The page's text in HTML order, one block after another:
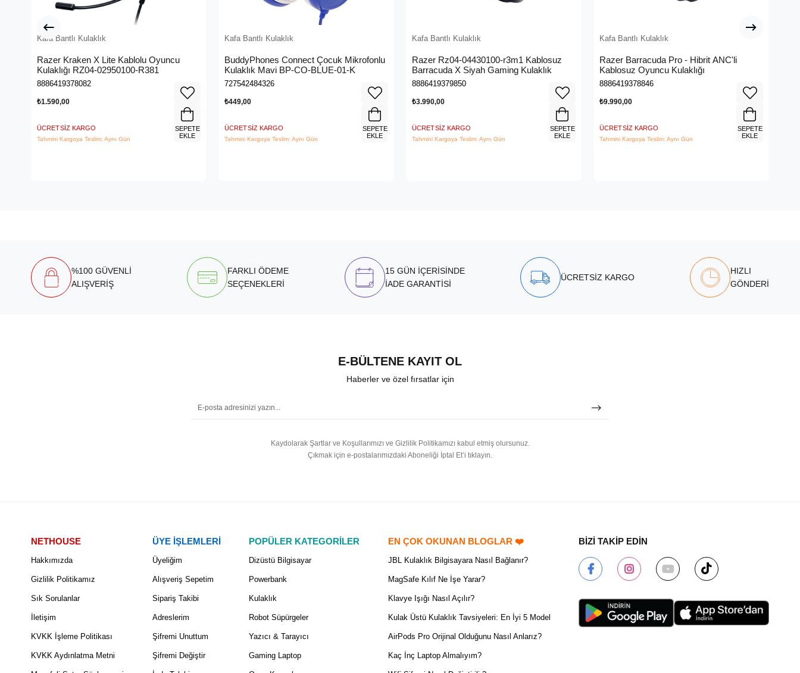
Kafa Bantlı Kulaklık
Razer Kraken X Lite Kablolu Oyuncu
Kulaklığı RZ04-02950100-R381
8886419378082
₺1.590,00
ÜCRETSIZ KARGO
Tahmini Kargoya Teslim: Aynı Gün
SEPETE
EKLE
Kafa Bantlı Kulaklık
BuddyPhones Connect Çocuk Mikrofonlu
Kulaklık Mavi BP-CO-BLUE-01-K
727542484326
₺449,00
ÜCRETSIZ KARGO
Tahmini Kargoya Teslim: Aynı Gün
SEPETE
EKLE
Kafa Bantlı Kulaklık
Razer Rz04-04430100-r3m1 Kablosuz
Barracuda X Siyah Gaming Kulaklık
8886419379850
₺3.990,00
ÜCRETSIZ KARGO
Tahmini Kargoya Teslim: Aynı Gün
SEPETE
EKLE
Kafa Bantlı Kulaklık
Razer Barracuda Pro - Hibrit ANC'li
Kablosuz Oyuncu Kulaklığı
8886419378846
₺9.990,00
ÜCRETSIZ KARGO
Tahmini Kargoya Teslim: Aynı Gün
SEPETE
EKLE
%100 GÜVENLİ
ALIŞVERİŞ
FARKLI ÖDEME
SEÇENEKLERİ
15 GÜN İÇERİSİNDE
İADE GARANTİSİ
ÜCRETSİZ KARGO
HIZLI
GÖNDERİ
E-BÜLTENE KAYIT OL
Haberler ve özel fırsatlar için
Kaydolarak Şartlar ve Koşullarımızı ve Gizlilik Politikamızı kabul etmiş olursunuz.
Çıkmak için e-postalarımızdaki Aboneliği İptal Et’i tıklayın.
NETHOUSE
Hakkımızda
Gizlilik Politikamız
Sık Sorulanlar
İletişim
KVKK İşleme Politikası
KVKK Aydınlatma Metni
ÜYE İŞLEMLERİ
Üyeliğim
Alışveriş Sepetim
Sipariş Takibi
Adreslerim
Şifremi Unuttum
Şifremi Değiştir
POPÜLER KATEGORİLER
Dizüstü Bilgisayar
Powerbank
Kulaklık
Robot Süpürgeler
Yazıcı & Tarayıcı
Gaming Laptop
EN ÇOK OKUNAN BLOGLAR ❤️
JBL Kulaklık Bilgisayara Nasıl Bağlanır?
MagSafe Kılıf Ne İşe Yarar?
Klavye Işığı Nasıl Açılır?
Kulak Üstü Kulaklık Tavsiyeleri: En İyi 5 Model
AirPods Pro Orijinal Olduğunu Nasıl Anlarız?
Kaç İnç Laptop Almalıyım?
BİZİ TAKİP EDİN